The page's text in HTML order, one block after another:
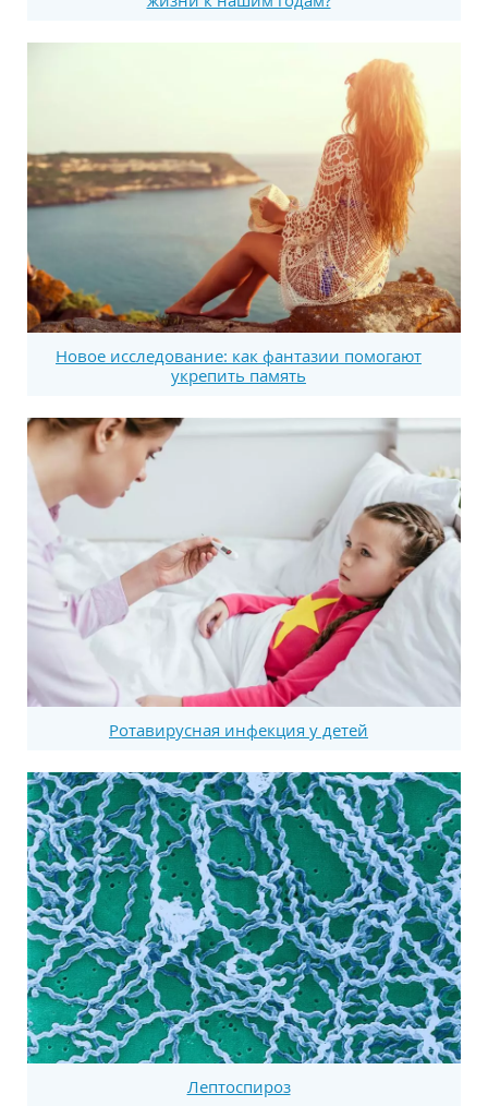
Новое исследование: как фантазии помогают
укрепить память
Ротавирусная инфекция у детей
Лептоспироз